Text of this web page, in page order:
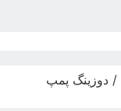
/ دوزینگ پمپ